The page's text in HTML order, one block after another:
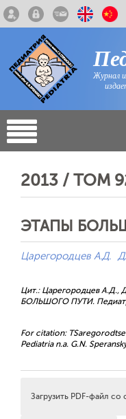
Журнал
2013 / ТОМ
ЭТАПЫ
Царегородцев А.Д.
Цит.: Царегородцев
БОЛЬШОГО ПУТИ.
For citation:
Pediatria n.a. G.N.
Загрузить PDF-файл со